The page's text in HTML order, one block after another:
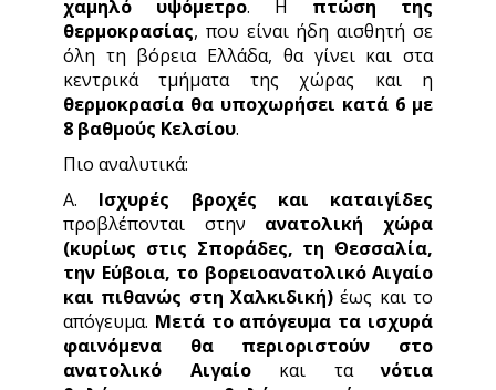
χαμηλό υψόμετρο. Η πτώση της
θερμοκρασίας, που είναι ήδη αισθητή σε
όλη τη βόρεια Ελλάδα, θα γίνει και στα
κεντρικά τμήματα της χώρας και η
θερμοκρασία θα υποχωρήσει κατά 6 με
8 βαθμούς Κελσίου.
Πιο αναλυτικά:
Α. Ισχυρές βροχές και καταιγίδες
προβλέπονται στην ανατολική χώρα
(κυρίως στις Σποράδες, τη Θεσσαλία,
την Εύβοια, το βορειοανατολικό Αιγαίο
και πιθανώς στη Χαλκιδική) έως και το
απόγευμα. Μετά το απόγευμα τα ισχυρά
φαινόμενα θα περιοριστούν στο
ανατολικό Αιγαίοκαι τανότια